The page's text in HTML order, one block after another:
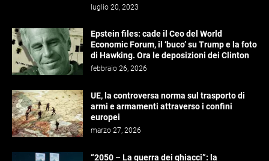
luglio 20, 2023
Epstein files: cade il Ceo del World
Economic Forum, il ‘buco’ su Trump e la foto
di Hawking. Ora le deposizioni dei Clinton
febbraio 26, 2026
UE, la controversa norma sul trasporto di
armi e armamenti attraverso i confini
europei
marzo 27, 2026
“2050 – La guerra dei ghiacci”: la